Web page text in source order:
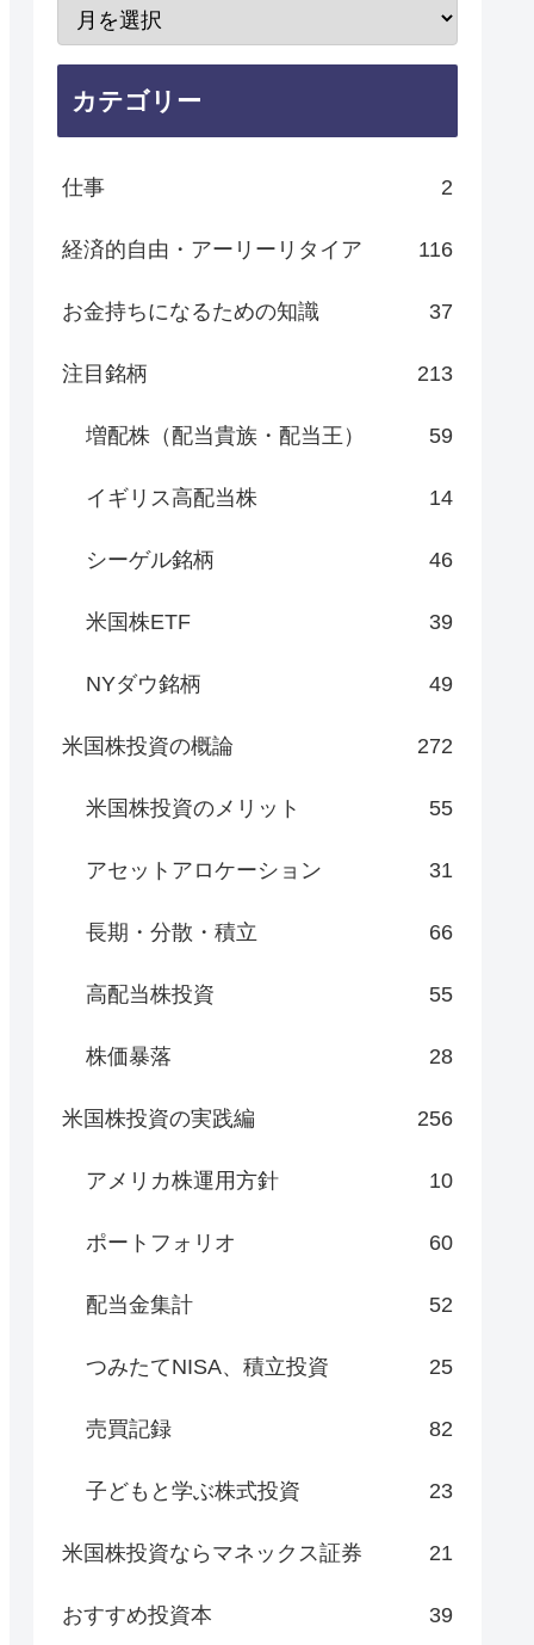
カテゴリー
仕事 2
経済的自由・アーリーリタイア 116
お金持ちになるための知識 37
注目銘柄 213
増配株（配当貴族・配当王） 59
イギリス高配当株 14
シーゲル銘柄 46
米国株ETF 39
NYダウ銘柄 49
米国株投資の概論 272
米国株投資のメリット 55
アセットアロケーション 31
長期・分散・積立 66
高配当株投資 55
株価暴落 28
米国株投資の実践編 256
アメリカ株運用方針 10
ポートフォリオ 60
配当金集計 52
つみたてNISA、積立投資 25
売買記録 82
子どもと学ぶ株式投資 23
米国株投資ならマネックス証券 21
おすすめ投資本 39